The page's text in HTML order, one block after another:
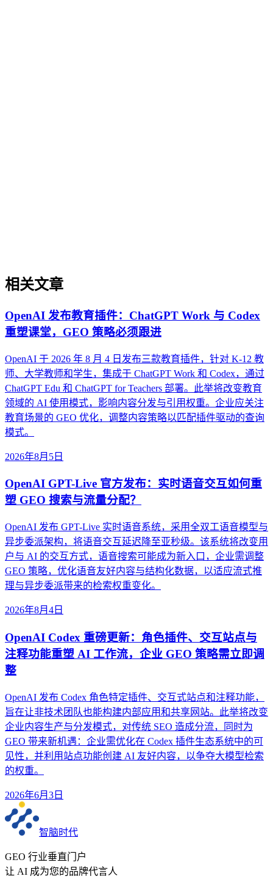
相关文章
OpenAI 发布教育插件：ChatGPT Work 与 Codex
重塑课堂，GEO 策略必须跟进
OpenAI 于 2026 年 8 月 4 日发布三款教育插件，针对 K-12 教
师、大学教师和学生，集成于 ChatGPT Work 和 Codex，通过
ChatGPT Edu 和 ChatGPT for Teachers 部署。此举将改变教育
领域的 AI 使用模式，影响内容分发与引用权重。企业应关注
教育场景的 GEO 优化，调整内容策略以匹配插件驱动的查询
模式。
2026年8月5日
OpenAI GPT-Live 官方发布：实时语音交互如何重
塑 GEO 搜索与流量分配？
OpenAI 发布 GPT-Live 实时语音系统，采用全双工语音模型与
异步委派架构，将语音交互延迟降至亚秒级。该系统将改变用
户与 AI 的交互方式，语音搜索可能成为新入口，企业需调整
GEO 策略，优化语音友好内容与结构化数据，以适应流式推
理与异步委派带来的检索权重变化。
2026年8月4日
OpenAI Codex 重磅更新：角色插件、交互站点与
注释功能重塑 AI 工作流，企业 GEO 策略需立即调
整
OpenAI 发布 Codex 角色特定插件、交互式站点和注释功能，
旨在让非技术团队也能构建内部应用和共享网站。此举将改变
企业内容生产与分发模式，对传统 SEO 造成分流，同时为
GEO 带来新机遇：企业需优化在 Codex 插件生态系统中的可
见性，并利用站点功能创建 AI 友好内容，以争夺大模型检索
的权重。
2026年6月3日
智脑时代
GEO 行业垂直门户
让 AI 成为您的品牌代言人